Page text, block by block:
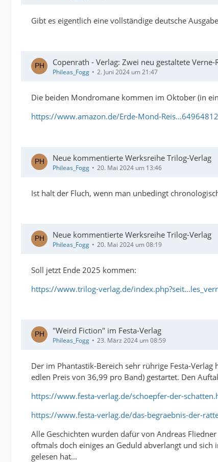
Gibt es eigentlich eine vollständige deutsche
Copenrath - Verlag: Zwei neu gestaltete
Phileas_Fogg 2. Juni 2024 um 21:47
Die beiden Mondromane kommen im Oktober (in
https://www.amazon.de/Erde-Mond-
Neue kommentierte Werksreihe Trilog-Verlag
Phileas_Fogg 20. Mai 2024 um 13:46
Ist halt der Fluch, wenn man unbedingt
Neue kommentierte Werksreihe Trilog-Verlag
Phileas_Fogg 20. Mai 2024 um 08:19
Soll jetzt Ende 2025 kommen:
https://www.trilog-verlag.de/
"Weird Fiction" im Festa-Verlag
Phileas_Fogg 23. März 2024 um 08:59
Der im Phantastik-Bereich sehr rührige Festa-
edlen Preis von 36,99 pro Band) gestartet. Den
https://www.festa-verlag.de/schoepfer-der-
https://www.festa-verlag.de/das-begraebnis-der-
Alle Geschichten wurden dafür von Andreas
oftmals doch einiges an Geduld abverlangt und
gelesen hat...